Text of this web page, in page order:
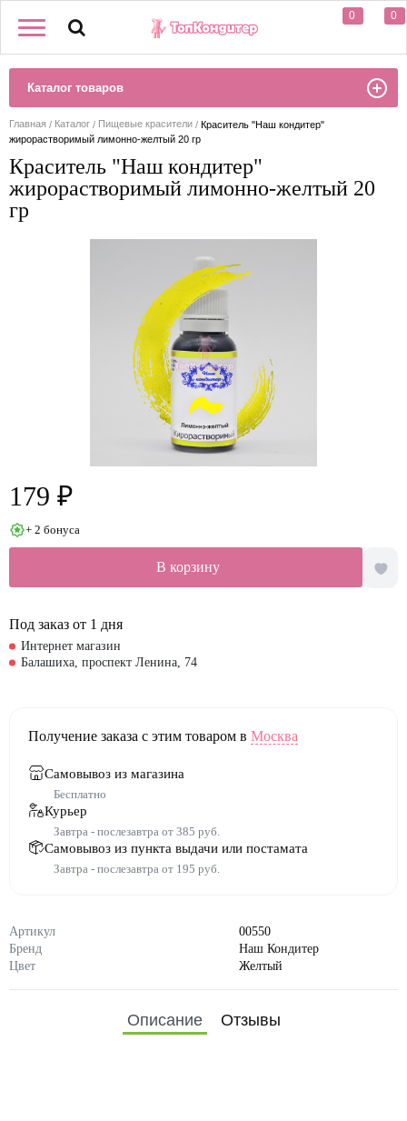
0 0
Каталог товаров
Главная Каталог Пищевые красители
Краситель "Наш кондитер"
жирорастворимый лимонно-желтый 20 гр
Краситель "Наш кондитер"
жирорастворимый лимонно-желтый 20
гр
Артикул
00550
Бренд
Наш Кондитер
Цвет
Желтый
179 ₽
+ 2 бонуса
В корзину
Под заказ от 1 дня
Интернет магазин
Балашиха, проспект Ленина, 74
Получение заказа с этим товаром в Москва
Самовывоз из магазина
Бесплатно
Курьер
Завтра - послезавтра от 385 руб.
Самовывоз из пункта выдачи или постамата
Завтра - послезавтра от 195 руб.
Описание Отзывы